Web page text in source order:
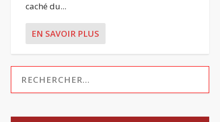
caché du...
EN SAVOIR PLUS